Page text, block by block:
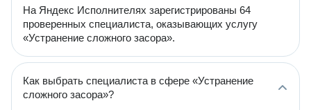
На Яндекс Исполнителях зарегистрированы 64
проверенных специалиста, оказывающих услугу
«Устранение сложного засора».
Как выбрать специалиста в сфере «Устранение
сложного засора»?